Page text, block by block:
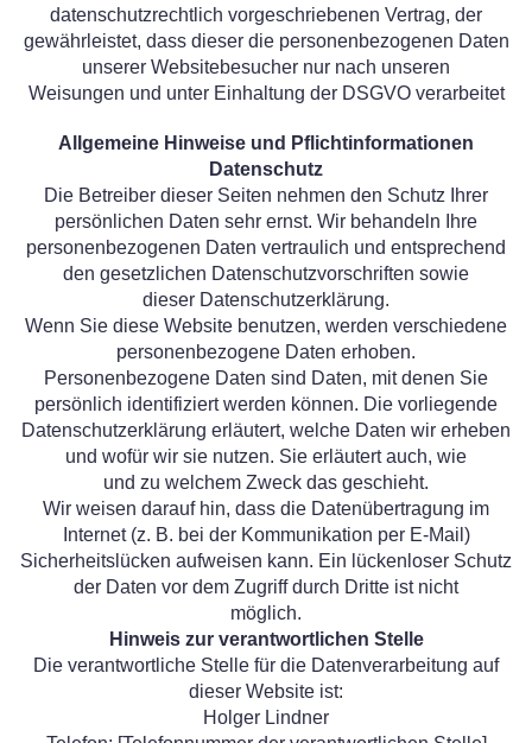
datenschutzrechtlich vorgeschriebenen Vertrag, der
gewährleistet, dass dieser die personenbezogenen Daten
unserer Websitebesucher nur nach unseren
Weisungen und unter Einhaltung der DSGVO verarbeitet
Allgemeine Hinweise und Pflichtinformationen
Datenschutz
Die Betreiber dieser Seiten nehmen den Schutz Ihrer
persönlichen Daten sehr ernst. Wir behandeln Ihre
personenbezogenen Daten vertraulich und entsprechend
den gesetzlichen Datenschutzvorschriften sowie
dieser Datenschutzerklärung.
Wenn Sie diese Website benutzen, werden verschiedene
personenbezogene Daten erhoben.
Personenbezogene Daten sind Daten, mit denen Sie
persönlich identifiziert werden können. Die vorliegende
Datenschutzerklärung erläutert, welche Daten wir erheben
und wofür wir sie nutzen. Sie erläutert auch, wie
und zu welchem Zweck das geschieht.
Wir weisen darauf hin, dass die Datenübertragung im
Internet (z. B. bei der Kommunikation per E-Mail)
Sicherheitslücken aufweisen kann. Ein lückenloser Schutz
der Daten vor dem Zugriff durch Dritte ist nicht
möglich.
Hinweis zur verantwortlichen Stelle
Die verantwortliche Stelle für die Datenverarbeitung auf
dieser Website ist:
Holger Lindner